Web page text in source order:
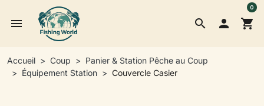
search
menu  shopping_cart
0
Accueil Coup
Panier & Station Pêche au Coup
Équipement Station
Couvercle Casier